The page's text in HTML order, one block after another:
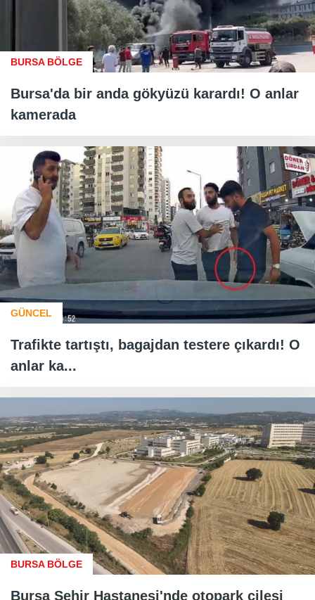
BURSA BÖLGE
Bursa'da bir anda gökyüzü karardı! O anlar
kamerada
GÜNCEL
Trafikte tartıştı, bagajdan testere çıkardı! O
anlar ka...
BURSA BÖLGE
Bursa Şehir Hastanesi'nde otopark çilesi